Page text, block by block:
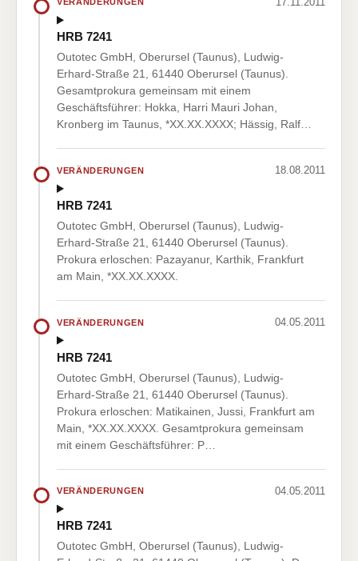
VERÄNDERUNGEN
HRB 7241
Outotec GmbH, Oberursel (Taunus), Ludwig-
Erhard-Straße 21, 61440 Oberursel (Taunus).
Gesamtprokura gemeinsam mit einem
Geschäftsführer: Hokka, Harri Mauri Johan,
Kronberg im Taunus, *XX.XX.XXXX; Hässig, Ralf…
VERÄNDERUNGEN 18.08.2011
HRB 7241
Outotec GmbH, Oberursel (Taunus), Ludwig-
Erhard-Straße 21, 61440 Oberursel (Taunus).
Prokura erloschen: Pazayanur, Karthik, Frankfurt
am Main, *XX.XX.XXXX.
VERÄNDERUNGEN 04.05.2011
HRB 7241
Outotec GmbH, Oberursel (Taunus), Ludwig-
Erhard-Straße 21, 61440 Oberursel (Taunus).
Prokura erloschen: Matikainen, Jussi, Frankfurt am
Main, *XX.XX.XXXX. Gesamtprokura gemeinsam
mit einem Geschäftsführer: P…
VERÄNDERUNGEN 04.05.2011
HRB 7241
Outotec GmbH, Oberursel (Taunus), Ludwig-